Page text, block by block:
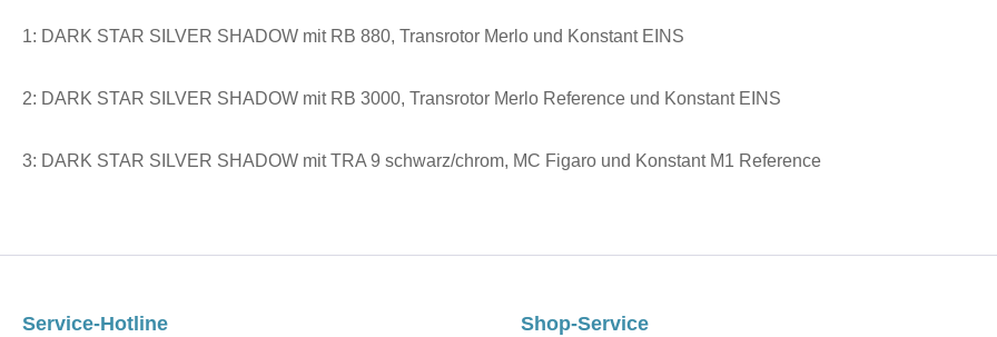
1: DARK STAR SILVER SHADOW mit RB 880, Transrotor Merlo und Konstant EINS
2: DARK STAR SILVER SHADOW mit RB 3000, Transrotor Merlo Reference und Konstant EINS
3: DARK STAR SILVER SHADOW mit TRA 9 schwarz/chrom, MC Figaro und Konstant M1 Reference
Service-Hotline Shop-Service